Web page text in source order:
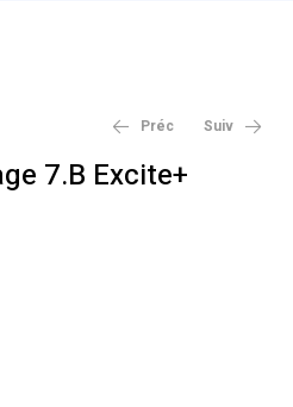
Préc Suiv
7.B Excite+